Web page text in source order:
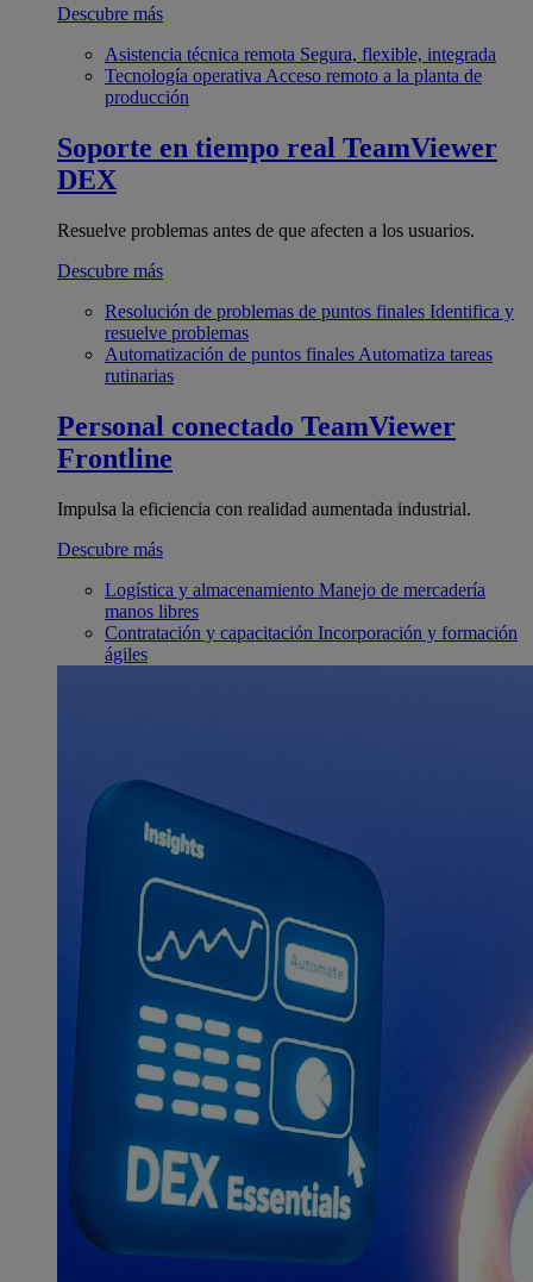
Descubre más
Asistencia técnica remota Segura, flexible, integrada
Tecnología operativa Acceso remoto a la planta de
producción
Soporte en tiempo real TeamViewer
DEX
Resuelve problemas antes de que afecten a los usuarios.
Descubre más
Resolución de problemas de puntos finales Identifica y
resuelve problemas
Automatización de puntos finales Automatiza tareas
rutinarias
Personal conectado TeamViewer
Frontline
Impulsa la eficiencia con realidad aumentada industrial.
Descubre más
Logística y almacenamiento Manejo de mercadería
manos libres
Contratación y capacitación Incorporación y formación
ágiles